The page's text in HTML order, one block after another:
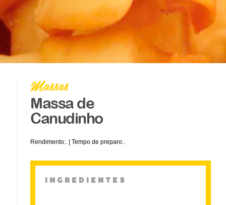
Tortas Salgados Integral
Dicas
Massas
Massa de
Canudinho
Rendimento:. | Tempo de preparo:.
ingredientes